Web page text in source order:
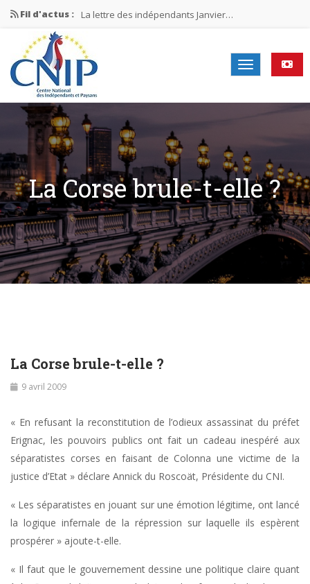
Fil d'actus : La lettre des indépendants Janvier…
La lettre des indépendants Novembre…
La lettre des indépendants Juin…
Mission nationale ÉLECTIONS MUNICIPALES 2026
La lettre des indépendants N°2-2026
La Corse brule-t-elle ?
La Corse brule-t-elle ?
9 avril 2009
« En refusant la reconstitution de l’odieux assassinat du préfet
Erignac, les pouvoirs publics ont fait un cadeau inespéré aux
séparatistes corses en faisant de Colonna une victime de la
justice d’Etat » déclare Annick du Roscoät, Présidente du CNI.
« Les séparatistes en jouant sur une émotion légitime, ont lancé
la logique infernale de la répression sur laquelle ils espèrent
prospérer » ajoute-t-elle.
« Il faut que le gouvernement dessine une politique claire quant